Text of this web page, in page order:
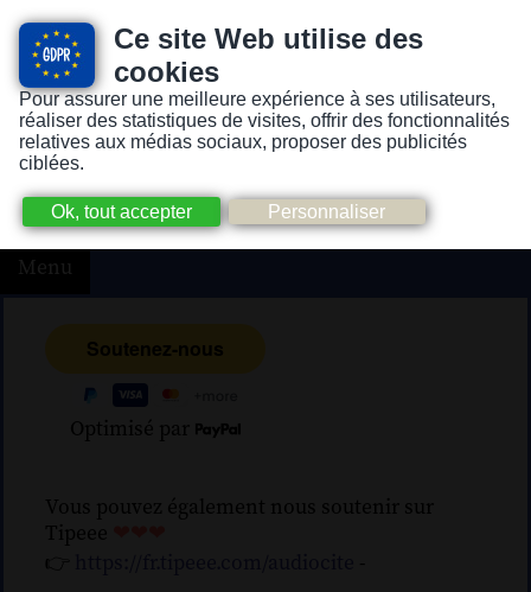
Ce site Web utilise des
cookies
Pour assurer une meilleure expérience à ses utilisateurs,
réaliser des statistiques de visites, offrir des fonctionnalités
relatives aux médias sociaux, proposer des publicités
ciblées.
Version pour personnes mal-voyantes ou non-voyantes
Menu
Optimisé par
Vous pouvez également nous soutenir sur
Tipeee
👉
-